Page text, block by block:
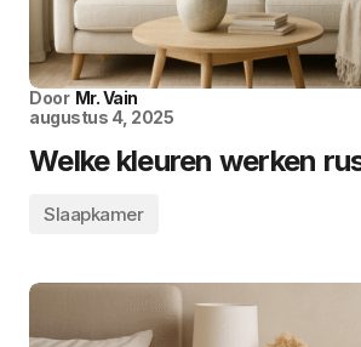
Door Mr. Vain
augustus 4, 2025
Welke kleuren werken
Slaapkamer